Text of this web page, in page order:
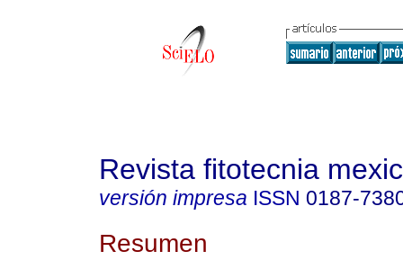
Revista fitotecnia
versión impresa ISSN 0187-
Resumen